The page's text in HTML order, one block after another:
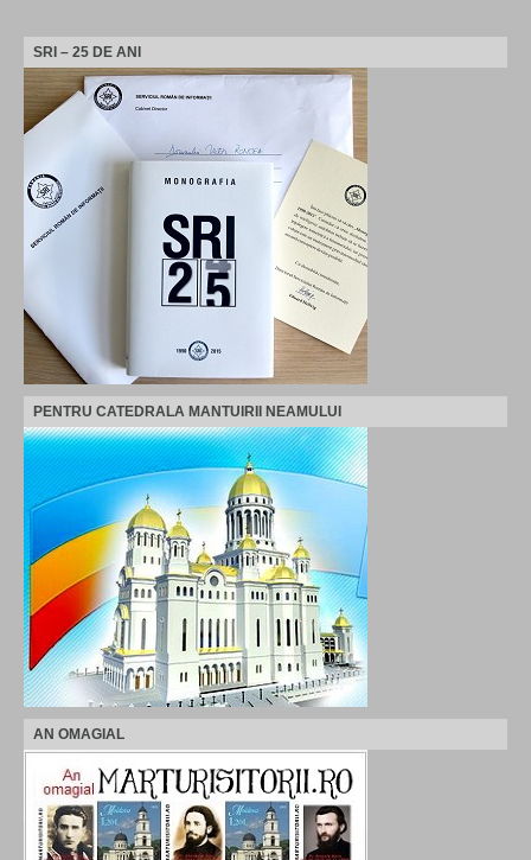
SRI – 25 DE ANI
PENTRU CATEDRALA MANTUIRII NEAMULUI
AN OMAGIAL